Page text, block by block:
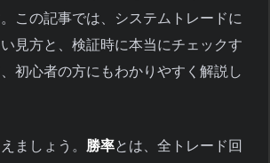
この記事では、システムトレードに
見方と、検証時に本当にチェックす
初心者の方にもわかりやすく解説し
ましょう。 勝率とは、全トレード回